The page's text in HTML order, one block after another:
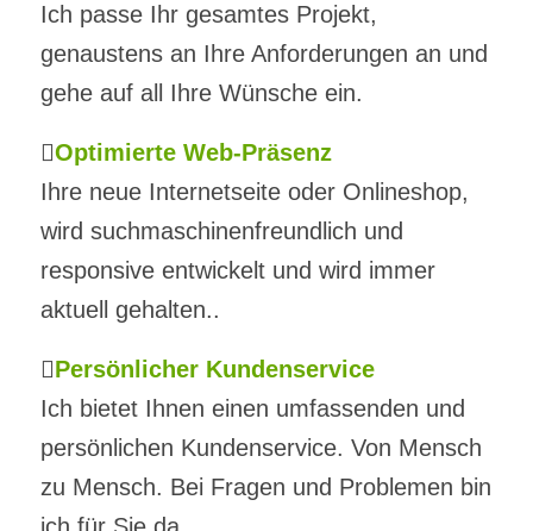
Ich passe Ihr gesamtes Projekt,
genaustens an Ihre Anforderungen an und
gehe auf all Ihre Wünsche ein.
Optimierte Web-Präsenz
Ihre neue Internetseite oder Onlineshop,
wird suchmaschinenfreundlich und
responsive entwickelt und wird immer
aktuell gehalten..
Persönlicher Kundenservice
Ich bietet Ihnen einen umfassenden und
persönlichen Kundenservice. Von Mensch
zu Mensch. Bei Fragen und Problemen bin